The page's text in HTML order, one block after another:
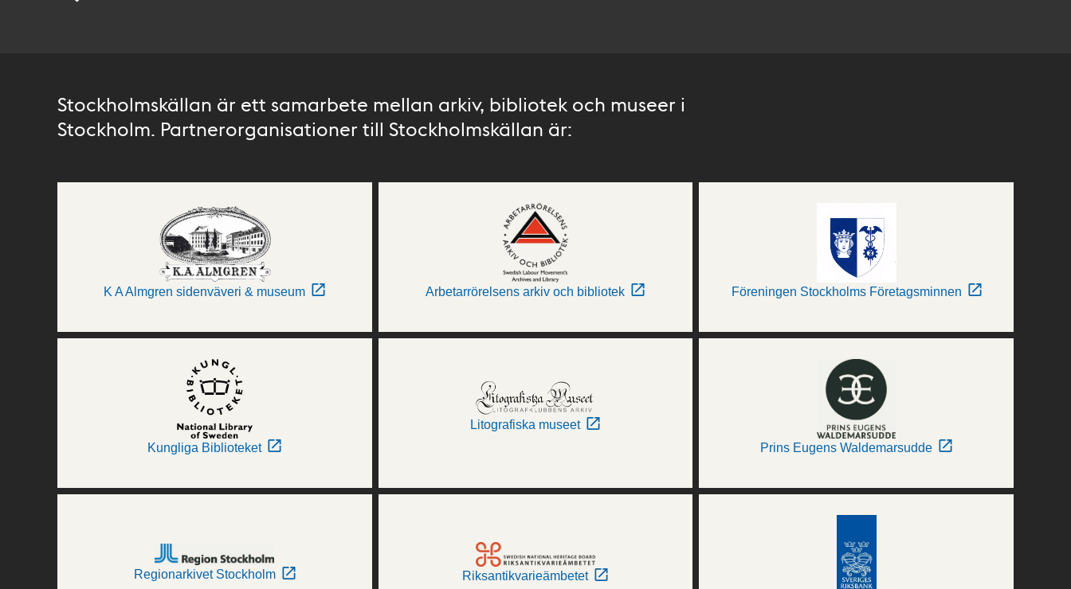
Stockholmskällan är ett samarbete mellan arkiv, bibliotek och museer i
Stockholm. Partnerorganisationer till Stockholmskällan är:
K A Almgren sidenväveri & museum Arbetarrörelsens arkiv och bibliotek Föreningen Stockholms Företagsminnen
Kungliga Biblioteket
Litografiska museet
Prins Eugens Waldemarsudde
Regionarkivet Stockholm Riksantikvarieämbetet